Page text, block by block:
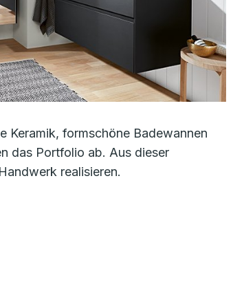
Keramik, formschöne Badewannen
das Portfolio ab. Aus dieser
realisieren.